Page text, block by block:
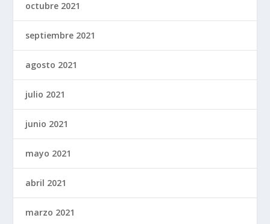
octubre 2021
septiembre 2021
agosto 2021
julio 2021
junio 2021
mayo 2021
abril 2021
marzo 2021